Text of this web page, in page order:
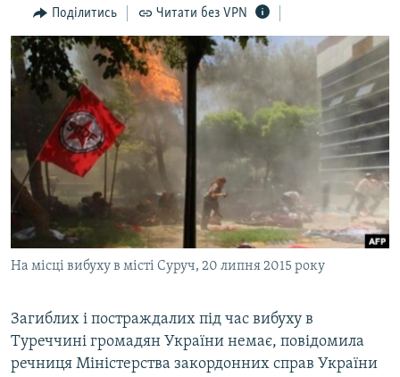
Перейти
до
пошуку
ПОГЛЯД
ІНТЕРВ'Ю
ВСЕ ЗА ДЕНЬ
СПЕЦПРОЕКТИ
ДЕПОРТАЦІЯ
ВІДЕОУРОКИ «ELIFBE»
СВІДЧЕННЯ ОКУПАЦІЇ
УКРАЇНСЬКА ПРОБЛЕМА КРИМУ
ІНФОГРАФІКА
ЯК ОБІЙТИ БЛОКУВАННЯ
Русский
Qırımtatar
ДОЛУЧАЙСЯ!
Усі сайти RFE/RL
Поділитись Читати без VPN
На місці вибуху в місті Суруч, 20 липня 2015 року
Загиблих і постраждалих під час вибуху в
Туреччині громадян України немає, повідомила
речниця Міністерства закордонних справ України